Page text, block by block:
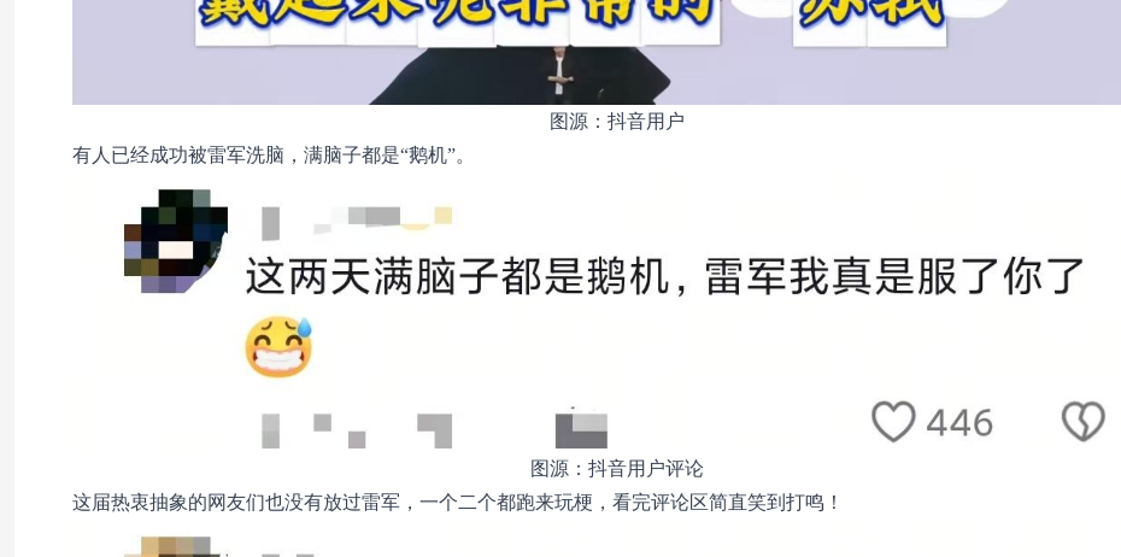
图源：抖音用户
有人已经成功被雷军洗脑，满脑子都是“鹅机”。
图源：抖音用户评论
这届热衷抽象的网友们也没有放过雷军，一个二个都跑来玩梗，看完评论区简直笑到打鸣！